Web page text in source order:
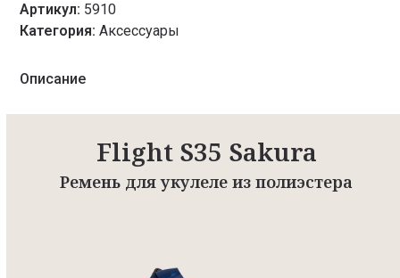
Артикул: 5910
Категория:Аксессуары
Описание
Flight S35 Sakura
Ремень для укулеле из полиэстера